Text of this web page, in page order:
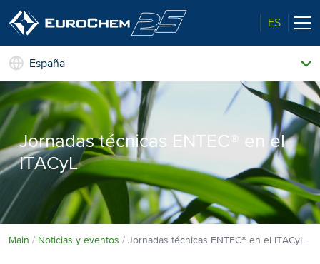
ES
Nuestros productos
Quiénes somos
El perfil de un líder
Calidad superior
Medio ambiente
Información técnica
Noticias y eventos
Contacto
España
Jornadas técnicas ENTEC® en el
ITACyL
Main Noticias y eventos Jornadas técnicas ENTEC® en el ITACyL